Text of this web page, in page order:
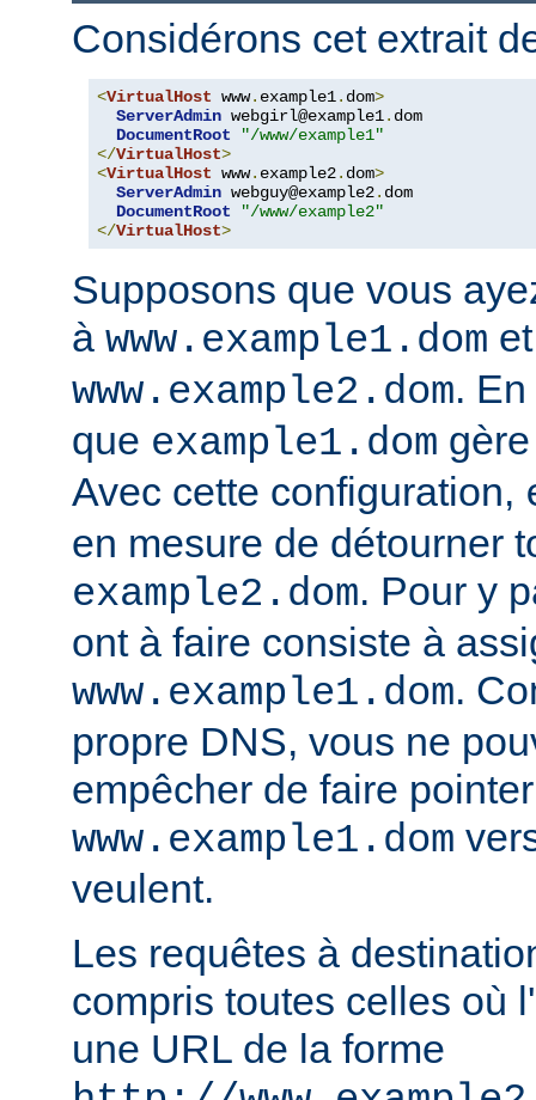
Considérons cet extrait
<VirtualHost www. example1. dom>
ServerAdmin webgirl@example1. dom
DocumentRoot
"/www/example1"
</VirtualHost>
<VirtualHost www. example2. dom>
ServerAdmin webguy@example2. dom
DocumentRoot
"/www/example2"
</VirtualHost>
Supposons que vous
à www.example1.dom
www.example2.dom.
que example1.dom
Avec cette configuration,
en mesure de détourner
example2.dom. Pour y
ont à faire consiste à
www.example1.dom.
propre DNS, vous ne
empêcher de faire
www.example1.dom
veulent.
Les requêtes à
compris toutes celles où
une URL de la forme